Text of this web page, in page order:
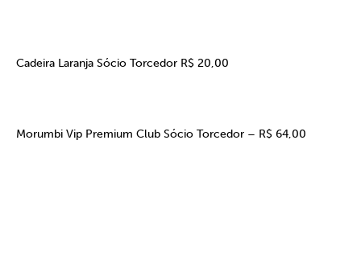
Cadeira Laranja Sócio Torcedor R$ 20,00
Morumbi Vip Premium Club Sócio Torcedor – R$ 64,00